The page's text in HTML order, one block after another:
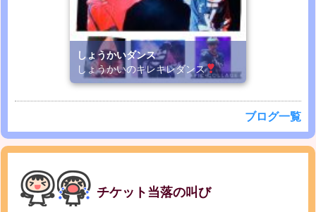
しょうかいダンス
しょうかいのキレキレダンス
ブログ一覧
チケット当落の叫び